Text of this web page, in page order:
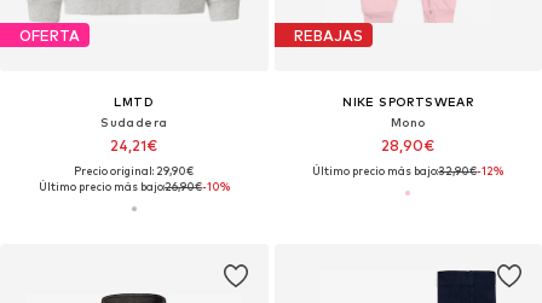
OFERTA
LMTD
Sudadera
24,21€
Precio original: 29,90€
Último precio más bajo:26,90€-10%
REBAJAS
NIKE SPORTSWEAR
Mono
28,90€
Último precio más bajo:32,90€-12%